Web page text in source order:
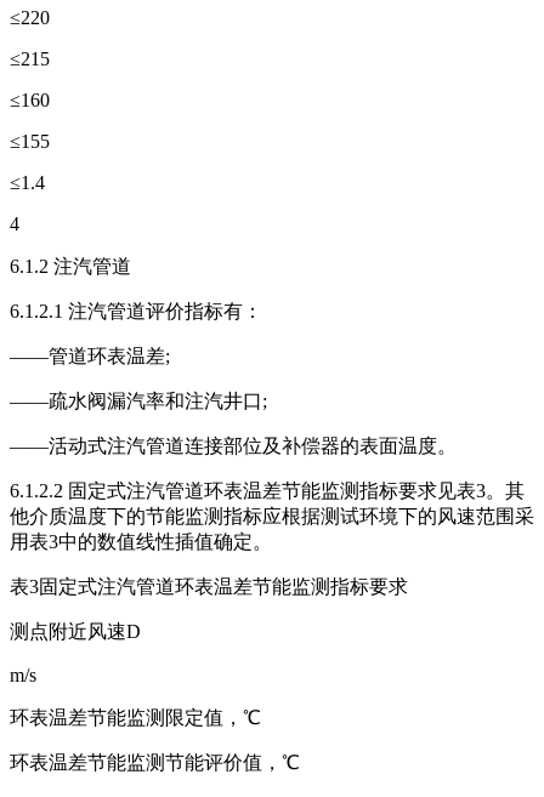
≤220
≤215
≤160
≤155
≤1.4
4
6.1.2 注汽管道
6.1.2.1 注汽管道评价指标有：
——管道环表温差;
——疏水阀漏汽率和注汽井口;
——活动式注汽管道连接部位及补偿器的表面温度。
6.1.2.2 固定式注汽管道环表温差节能监测指标要求见表3。其
他介质温度下的节能监测指标应根据测试环境下的风速范围采
用表3中的数值线性插值确定。
表3固定式注汽管道环表温差节能监测指标要求
测点附近风速D
m/s
环表温差节能监测限定值，℃
环表温差节能监测节能评价值，℃